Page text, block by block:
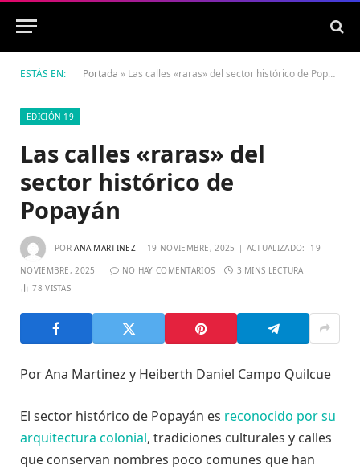
ESTÁS EN: Portada » Las calles «raras» del sector histórico de Popayán
EDICIÓN 19
Las calles «raras» del
sector histórico de
Popayán
POR ANA MARTINEZ 19 NOVIEMBRE, 2025 ACTUALIZADO: 19
NOVIEMBRE, 2025 NO HAY COMENTARIOS
3 MINS LECTURA
78VISTAS
Por Ana Martinez y Heiberth Daniel Campo Quilcue
El sector histórico de Popayán es reconocido por su
arquitectura colonial, tradiciones culturales y calles
que conservan nombres poco comunes que han